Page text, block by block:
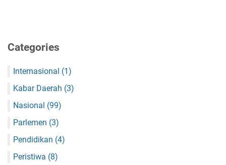
Categories
Internasional (1)
Kabar Daerah (3)
Nasional (99)
Parlemen (3)
Pendidikan (4)
Peristiwa (8)